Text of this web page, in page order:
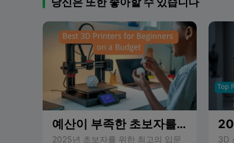
예산이 부족한 초보자를
위한 최고의 3D 프린터
2025년 초보자를 위한 최고의 입문
추
3D